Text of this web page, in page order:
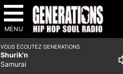
MENU
VOUS ÉCOUTEZ GENERATIONS
Shurik'n
Samurai